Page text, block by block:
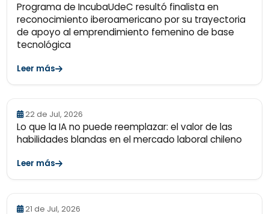
Programa de IncubaUdeC resultó finalista en
reconocimiento iberoamericano por su trayectoria
de apoyo al emprendimiento femenino de base
tecnológica
Leer más
22 de Jul, 2026
Lo que la IA no puede reemplazar: el valor de las
habilidades blandas en el mercado laboral chileno
Leer más
21 de Jul, 2026